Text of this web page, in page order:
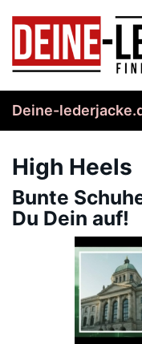
content
Deine-
High Heels
Bunte
Du Dein auf!